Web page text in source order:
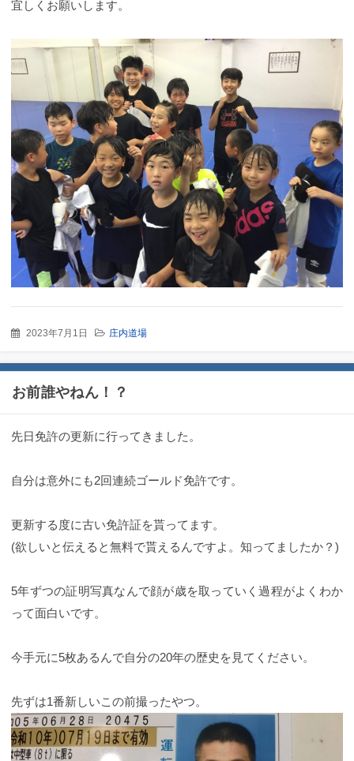
宜しくお願いします。
2023年7月1日 庄内道場
お前誰やねん！？
先日免許の更新に行ってきました。
自分は意外にも2回連続ゴールド免許です。
更新する度に古い免許証を貰ってます。
(欲しいと伝えると無料で貰えるんですよ。知ってましたか？)
5年ずつの証明写真なんで顔が歳を取っていく過程がよくわか
って面白いです。
今手元に5枚あるんで自分の20年の歴史を見てください。
先ずは1番新しいこの前撮ったやつ。